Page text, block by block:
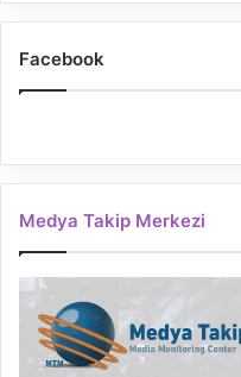
Facebook
Medya Takip Merkezi